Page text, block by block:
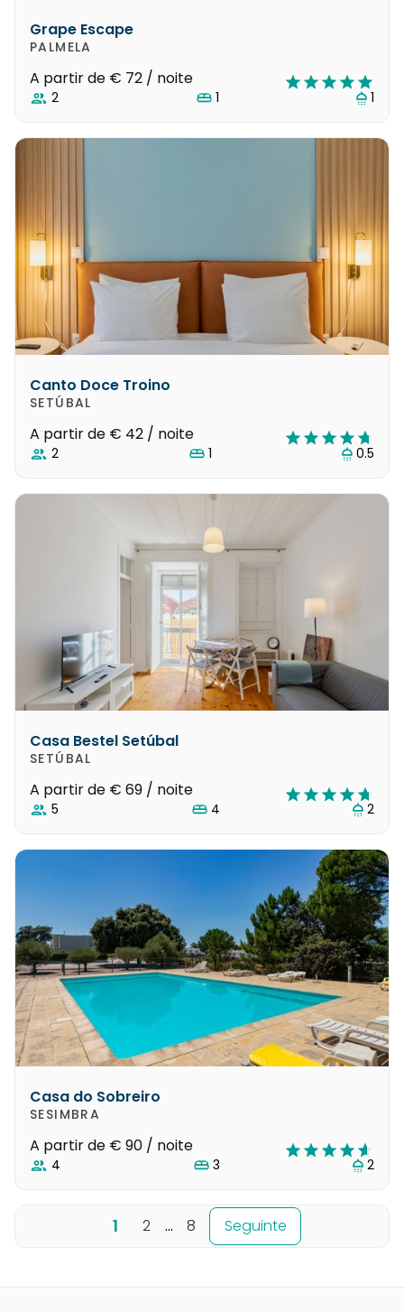
Grape Escape
PALMELA
A partir de € 72 / noite
2 1 1
Canto Doce Troino
SETÚBAL
A partir de € 42 / noite
2 1 0.5
Casa Bestel Setúbal
SETÚBAL
A partir de € 69 / noite
5 4 2
Casa do Sobreiro
SESIMBRA
A partir de € 90 / noite
4 3 2
1 2 ... 8 Seguinte